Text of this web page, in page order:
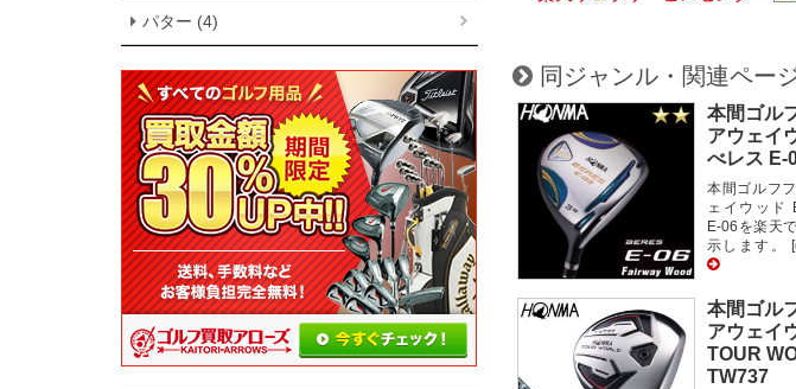
同ジャンル・関連ペー
本間ゴル
アウェイ
べレス E-
本間ゴルフ
ェイウッド
E-06を楽天
示します。
本間ゴル
アウェイ
TOUR
TW737
パター (4)